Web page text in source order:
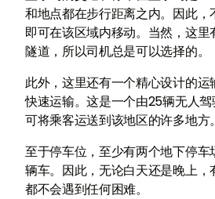
和地点都在步行距离之内。因此
即可在该区域内移动。当然，这
隧道，所以司机总是可以选择的。
此外，这里还有一个精心设计的
快速运输。这是一个由25辆无人驾
可将乘客运送到该地区的许多地方。
至于停车位，至少有两个地下停
辆车。因此，无论白天还是晚上
都不会遇到任何困难。